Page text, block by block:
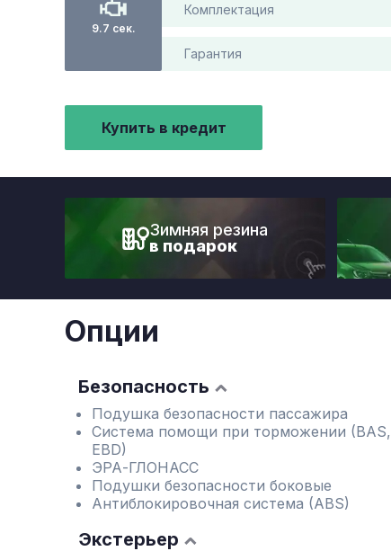
9.7 сек.
Комплектация
Гарантия
Купить в кредит
Зимняя резина
в подарок
Опции
Безопасность
Подушка безопасности пассажира
Система помощи при торможении (BAS,
EBD)
ЭРА-ГЛОНАСС
Подушки безопасности боковые
Антиблокировочная система (ABS)
Экстерьер